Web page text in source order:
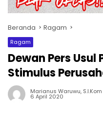
Beranda Ragam
Ragam
Dewan Pers Usul
Stimulus
Marianus Waruwu, S.I.Kom
6 April 2020